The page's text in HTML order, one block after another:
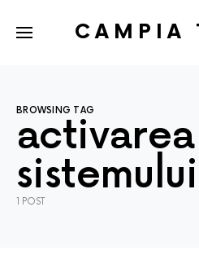
CAMPIA
BROWSING TAG
activarea
sistemului
1 POST